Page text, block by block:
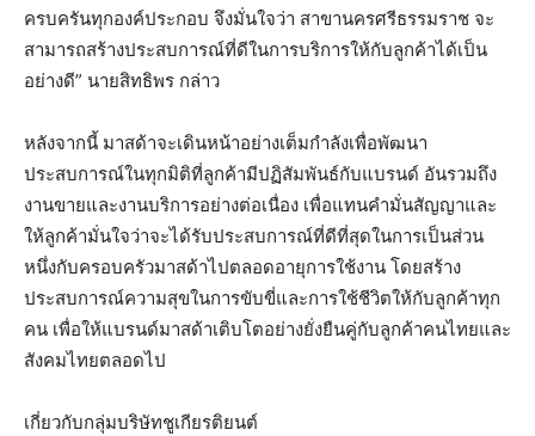
ครบครันทุกองค์ประกอบ จึงมั่นใจว่า สาขานครศรีธรรมราช จะ
สามารถสร้างประสบการณ์ที่ดีในการบริการให้กับลูกค้าได้เป็น
อย่างดี” นายสิทธิพร กล่าว
หลังจากนี้ มาสด้าจะเดินหน้าอย่างเต็มกำลังเพื่อพัฒนา
ประสบการณ์ในทุกมิติที่ลูกค้ามีปฏิสัมพันธ์กับแบรนด์ อันรวมถึง
งานขายและงานบริการอย่างต่อเนื่อง เพื่อแทนคำมั่นสัญญาและ
ให้ลูกค้ามั่นใจว่าจะได้รับประสบการณ์ที่ดีที่สุดในการเป็นส่วน
หนึ่งกับครอบครัวมาสด้าไปตลอดอายุการใช้งาน โดยสร้าง
ประสบการณ์ความสุขในการขับขี่และการใช้ชีวิตให้กับลูกค้าทุก
คน เพื่อให้แบรนด์มาสด้าเติบโตอย่างยั่งยืนคู่กับลูกค้าคนไทยและ
สังคมไทยตลอดไป
เกี่ยวกับกลุ่มบริษัทชูเกียรติยนต์